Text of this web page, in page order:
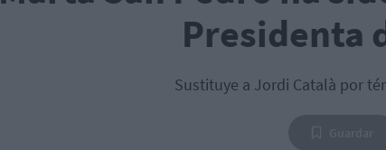
Presidenta
Sustituye a Jordi Català por